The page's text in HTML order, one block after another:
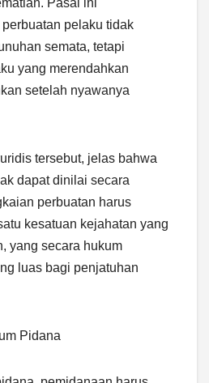
pelaku tidak
semata, tetapi
yang merendahkan
setelah nyawanya
tersebut, jelas bahwa
dapat dinilai secara
perbuatan harus
kesatuan kejahatan yang
yang secara hukum
luas bagi penjatuhan
Pidana